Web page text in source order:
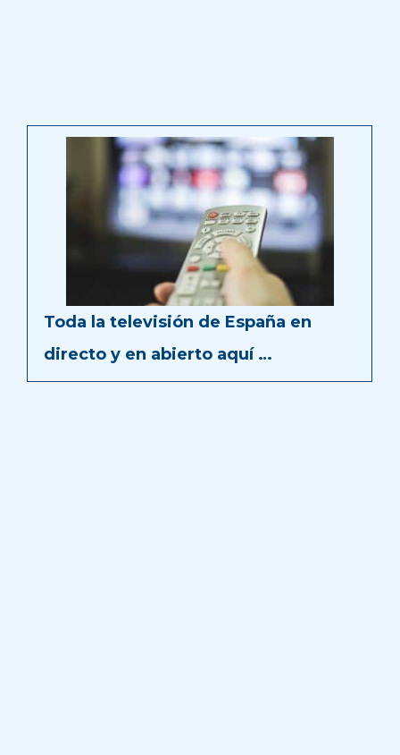
Toda la televisión de España en
directo y en abierto aquí …